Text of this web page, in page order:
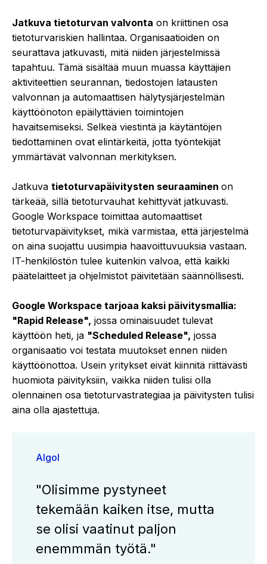
Jatkuva tietoturvan valvonta on kriittinen osa
tietoturvariskien hallintaa. Organisaatioiden on
seurattava jatkuvasti, mitä niiden järjestelmissä
tapahtuu. Tämä sisältää muun muassa käyttäjien
aktiviteettien seurannan, tiedostojen latausten
valvonnan ja automaattisen hälytysjärjestelmän
käyttöönoton epäilyttävien toimintojen
havaitsemiseksi. Selkeä viestintä ja käytäntöjen
tiedottaminen ovat elintärkeitä, jotta työntekijät
ymmärtävät valvonnan merkityksen.
Jatkuva tietoturvapäivitysten seuraaminen on
tärkeää, sillä tietoturvauhat kehittyvät jatkuvasti.
Google Workspace toimittaa automaattiset
tietoturvapäivitykset, mikä varmistaa, että järjestelmä
on aina suojattu uusimpia haavoittuvuuksia vastaan.
IT-henkilöstön tulee kuitenkin valvoa, että kaikki
päätelaitteet ja ohjelmistot päivitetään säännöllisesti.
Google Workspace tarjoaa kaksi päivitysmallia:
"Rapid Release", jossa ominaisuudet tulevat
käyttöön heti, ja "Scheduled Release", jossa
organisaatio voi testata muutokset ennen niiden
käyttöönottoa. Usein yritykset eivät kiinnitä riittävästi
huomiota päivityksiin, vaikka niiden tulisi olla
olennainen osa tietoturvastrategiaa ja päivitysten tulisi
aina olla ajastettuja.
Algol
"Olisimme pystyneet
tekemään kaiken itse, mutta
se olisi vaatinut paljon
enemmmän työtä."